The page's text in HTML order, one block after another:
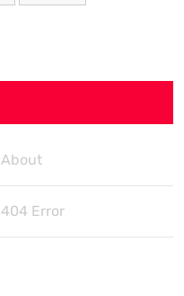
About
404 Error